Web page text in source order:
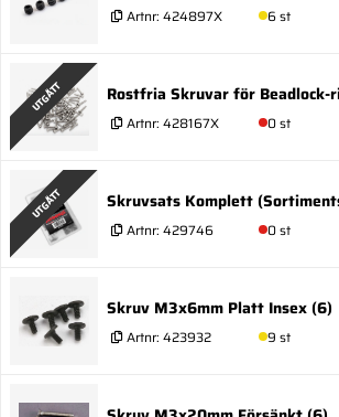
Artnr: 424897X 6 st
UTGÅTT Rostfria Skruvar för
Artnr: 428167X 0 st
UTGÅTT Skruvsats Komplett
Artnr: 429746 0 st
Skruv M3x6mm Platt Insex (6)
Artnr: 423932 9 st